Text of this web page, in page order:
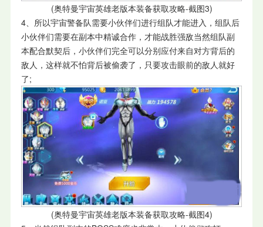
(奥特曼宇宙英雄老版本装备获取攻略-截图3)
4、所以宇宙警备队需要小伙伴们进行组队才能进入，组队后
小伙伴们需要在副本中精诚合作，才能战胜强敌当然组队副
本配合默契后，小伙伴们完全可以分别应付来自对方背后的
敌人，这样就不怕背后被偷袭了，只要攻击眼前的敌人就好
了;
(奥特曼宇宙英雄老版本装备获取攻略-截图4)